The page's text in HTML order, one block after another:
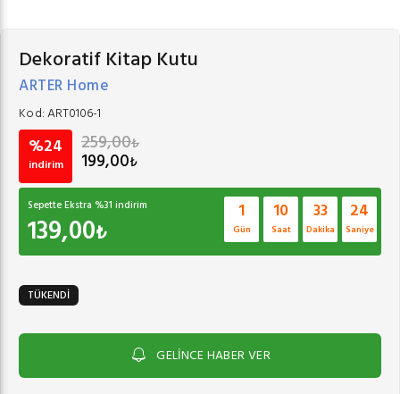
Dekoratif Kitap Kutu
ARTER Home
Kod:ART0106-1
%24
indirim
259,00₺
199,00₺
Sepette Ekstra %31 indirim
139,00₺
1
Gün
10
Saat
33
Dakika
23
Saniye
TÜKENDİ
GELİNCE HABER VER